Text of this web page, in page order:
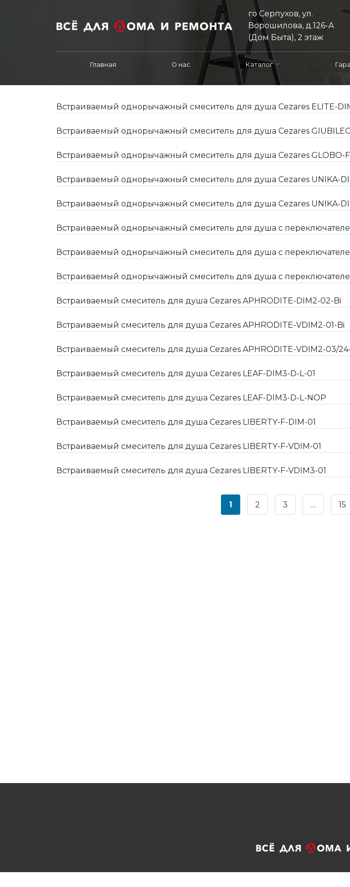
го Серпухов, ул.
Ворошилова, д.126-А
(Дом Быта), 2 этаж
Главная О нас Каталог
Встраиваемый однорычажный смеситель для душа Cezares ELITE-
Встраиваемый однорычажный смеситель для душа Cezares
Встраиваемый однорычажный смеситель для душа Cezares GLOBO-
Встраиваемый однорычажный смеситель для душа Cezares UNIKA-
Встраиваемый однорычажный смеситель для душа Cezares UNIKA-
Встраиваемый однорычажный смеситель для душа с
Встраиваемый однорычажный смеситель для душа с
Встраиваемый однорычажный смеситель для душа с
Встраиваемый смеситель для душа Cezares APHRODITE-DIM2-02-Bi
Встраиваемый смеситель для душа Cezares APHRODITE-VDIM2-01-Bi
Встраиваемый смеситель для душа Cezares APHRODITE-VDIM2-03/
Встраиваемый смеситель для душа Cezares LEAF-DIM3-D-L-01
Встраиваемый смеситель для душа Cezares LEAF-DIM3-D-L-NOP
Встраиваемый смеситель для душа Cezares LIBERTY-F-DIM-01
Встраиваемый смеситель для душа Cezares LIBERTY-F-VDIM-01
Встраиваемый смеситель для душа Cezares LIBERTY-F-VDIM3-01
1 2 3 … 15